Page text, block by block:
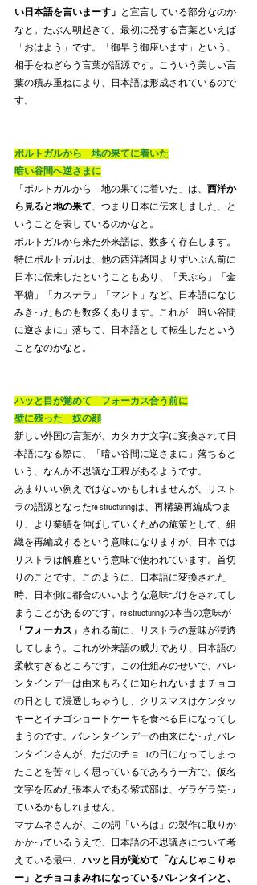
い日本語を言いまーす」
と宣言している部分なのか
なと。たぶん朝起きて、最初に発する言葉といえば
「おはよう」です。「御早う御座います」という、
相手をねぎらう言葉が語源です。こういう美しい言
葉の積み重ねにより、日本語は形成されているので
す。
ポルトガルから　地の果てに着いた
暗い谷間へ逆さまに
「ポルトガルから　地の果てに着いた」は、 西洋か
ら見ると地の果て、つまり日本に伝来しました、と
いうことを表しているのかなと。
ポルトガルから来た外来語は、数多く存在します。
特にポルトガルは、他の西洋諸国よりずいぶん前に
日本に伝来したということもあり、「天ぷら」「金
平糖」「カステラ」「マント」など、日本語になじ
みきったものも数多くあります。これが「暗い谷間
に逆さまに」落ちて、日本語として転生したという
ことなのかなと。
ハッと目が覚めて　フォーカス合う前に
壁に残った　奴の顔
新しい外国の言葉が、カタカナ文字に変換されて日
本語になる際に、「暗い谷間に逆さまに」落ちると
いう、なんか不思議な工程があるようです。
あまりいい例えではないかもしれませんが、リスト
ラの語源となったre-structuringは、再構築再編成つま
り、より業績を伸ばしていくための施策として、組
織を再編成するという意味になりますが、日本では
リストラは解雇という意味で使われています。首切
りのことです。このように、日本語に変換された
時、日本側に都合のいいような意味づけをされてし
まうことがあるのです。re-structuringの本当の意味が
「フォーカス」 される前に、リストラの意味が浸透
してしまう。これが外来語の威力であり、日本語の
柔軟すぎるところです。この仕組みのせいで、バレ
ンタインデーは由来もろくに知られないままチョコ
の日として浸透しちゃうし、クリスマスはケンタッ
キーとイチゴショートケーキを食べる日になってし
まうのです。バレンタインデーの由来になったバレ
ンタインさんが、ただのチョコの日になってしまっ
たことを苦々しく思っているであろう一方で、仮名
文字を広めた張本人である紫式部は、ゲラゲラ笑っ
ているかもしれません。
マサムネさんが、この詞「いろは」の製作に取りか
かかっているうえで、日本語の不思議さについて考
えている最中、ハッと目が覚めて「なんじゃこりゃ
ー」とチョコまみれになっているバレンタインと、